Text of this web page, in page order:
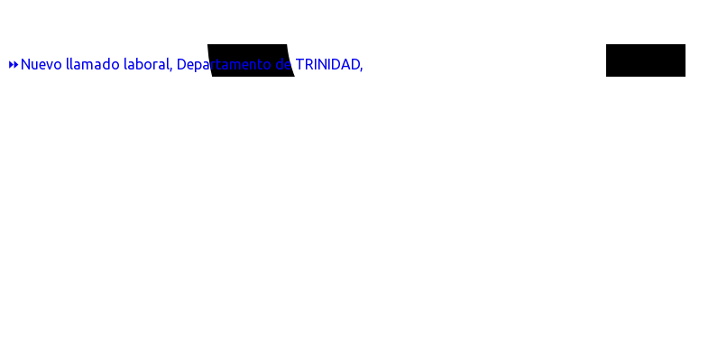
⏩Nuevo llamado laboral, Departamento de TRINIDAD,